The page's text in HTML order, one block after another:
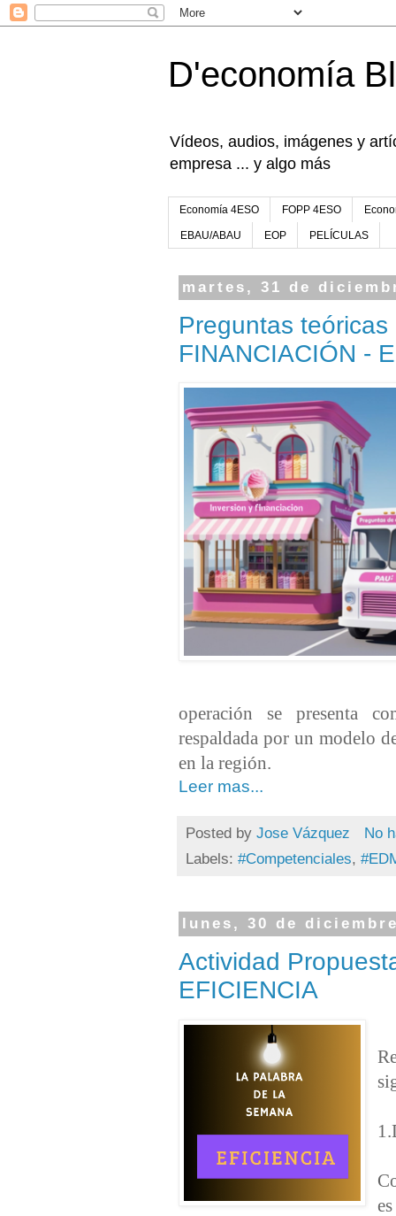
D'economía
Vídeos, audios, imágenes y
empresa ... y algo más
Economía 4ESO FOPP 4ESO
EBAU/ABAU EOP PELÍCULAS
martes, 31 de
Preguntas
FINANCIACIÓN -
operación se presenta
respaldada por un modelo
en la región.
Leer mas...
Posted by Jose Vázquez
No
Labels: #Competenciales,
lunes, 30 de
Actividad
EFICIENCIA